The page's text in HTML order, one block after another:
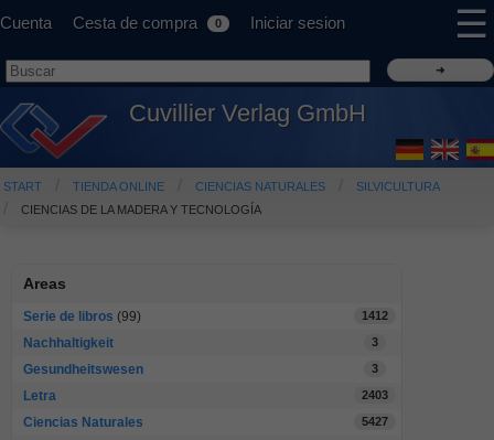
Cuenta Cesta de compra 0 Iniciar sesion ☰
Cuvillier Verlag GmbH
START TIENDA ONLINE CIENCIAS NATURALES
SILVICULTURA
CIENCIAS DE LA MADERA Y TECNOLOGÍA
Areas
Serie de libros (99) 1412
Nachhaltigkeit 3
Gesundheitswesen 3
Letra 2403
Ciencias Naturales 5427